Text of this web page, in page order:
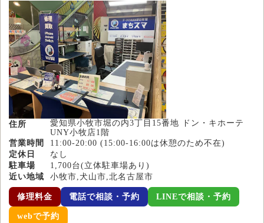
住所
愛知県小牧市堀の内3丁目15番地 ドン・キホーテ
UNY小牧店1階
営業時間
11:00-20:00 (15:00-16:00は休憩のため不在)
定休日
なし
駐車場
1,700台(立体駐車場あり)
近い地域
小牧市,犬山市,北名古屋市
修理料金 電話で相談・予約 LINEで相談・予約
webで予約